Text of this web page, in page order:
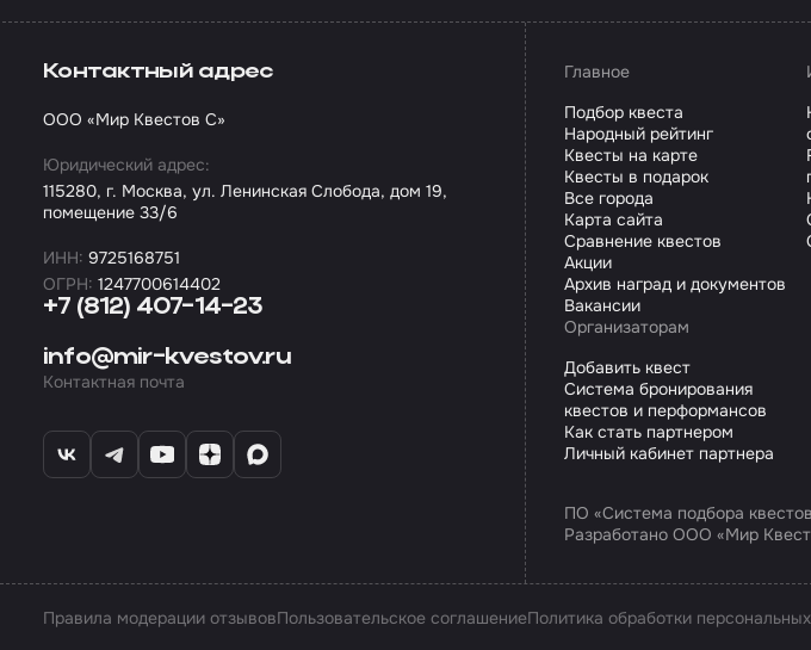
+7 (812) 407-14-23
info@mir-kvestov.ru
Контактная почта
Контактный адрес
ООО «Мир Квестов С»
Юридический адрес:
115280, г. Москва, ул. Ленинская Слобода, дом 19,
помещение 33/6
ИНН: 9725168751
ОГРН: 1247700614402
Главное
Подбор квеста
Народный рейтинг
Квесты на карте
Квесты в подарок
Все города
Карта сайта
Сравнение квестов
Акции
Архив наград и документов
Вакансии
Организаторам
Добавить квест
Система бронирования
квестов и перформансов
Как стать партнером
Личный кабинет партнера
ПО «Система подбора
Разработано ООО «Мир
Правила модерации отзывовПользовательское соглашениеПолитика обработки персональных